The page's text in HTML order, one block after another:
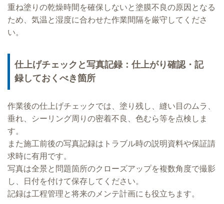
重ね塗りの乾燥時間を確保しないと塗膜不良の原因となる
ため、気温と湿度に合わせた作業間隔を厳守してくださ
い。
仕上げチェックと写真記録：仕上がり確認・記
録しておくべき箇所
作業後の仕上げチェックでは、塗り残し、縫い目のムラ、
垂れ、シーリング周りの密着不良、色むら等を点検しま
す。
また施工前後の写真記録はトラブル時の説明資料や保証請
求時に有用です。
写真は全景と問題箇所のクローズアップを複数角度で撮影
し、日付を付けて保存してください。
記録は工程管理と将来のメンテ計画にも役立ちます。